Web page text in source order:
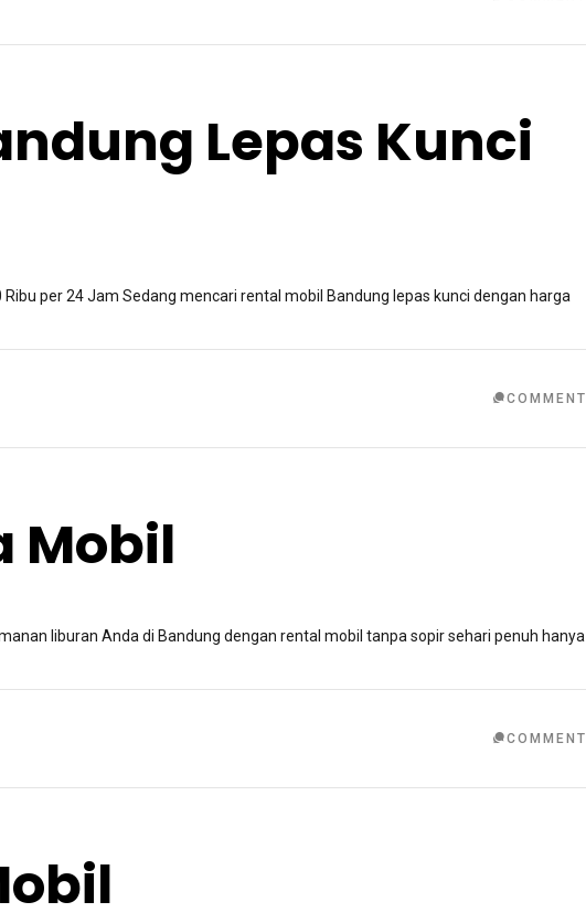
Lepas Kunci
per 24 Jam Sedang mencari rental mobil Bandung lepas kunci dengan harga
COMMENT
Mobil
liburan Anda di Bandung dengan rental mobil tanpa sopir sehari penuh hanya
COMMENT